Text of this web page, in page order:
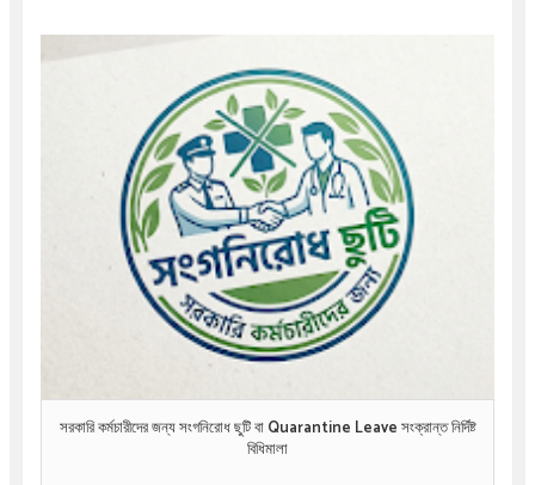
সরকারি কর্মচারীদের জন্য সংগনিরোধ ছুটি বা Quarantine Leave সংক্রান্ত নির্দিষ্ট
বিধিমালা